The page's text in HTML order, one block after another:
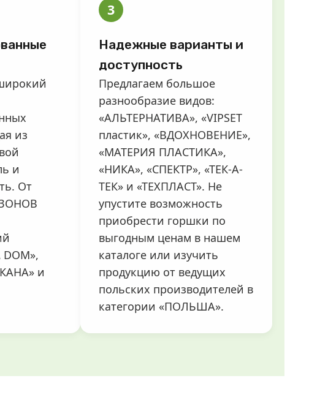
из
и
От
DOM»,
и
3
Надежные варианты и
доступность
Предлагаем большое
разнообразие видов:
«АЛЬТЕРНАТИВА», «VIPSET
пластик», «ВДОХНОВЕНИЕ»,
«МАТЕРИЯ ПЛАСТИКА»,
«НИКА», «СПЕКТР», «ТЕК-А-
ТЕК» и «ТЕХПЛАСТ». Не
упустите возможность
приобрести горшки по
выгодным ценам в нашем
каталоге или изучить
продукцию от ведущих
польских производителей в
категории «ПОЛЬША».